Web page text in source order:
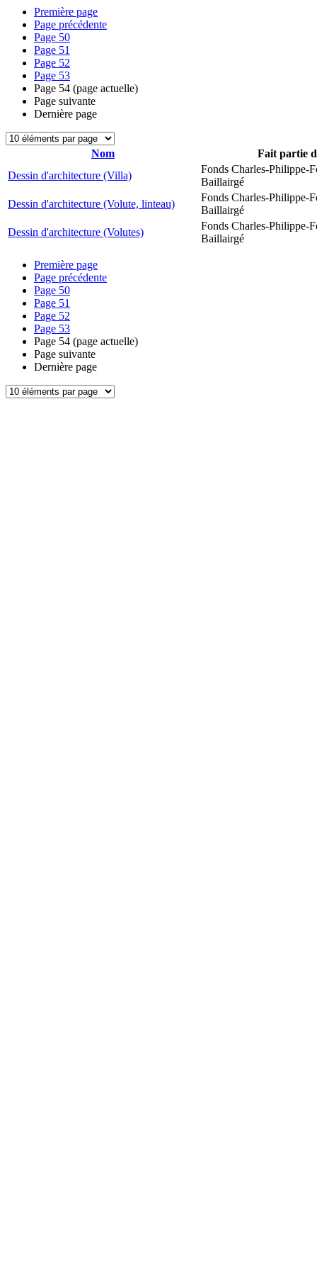
Première page
Page précédente
Page 50
Page 51
Page 52
Page 53
Page 54 (page actuelle)
Page suivante
Dernière page
Nom
Fait partie
Dessin d'architecture (Villa)
Fonds Charles-Philippe-
Baillairgé
Dessin d'architecture (Volute, linteau)
Fonds Charles-Philippe-
Baillairgé
Dessin d'architecture (Volutes)
Fonds Charles-Philippe-
Baillairgé
Première page
Page précédente
Page 50
Page 51
Page 52
Page 53
Page 54 (page actuelle)
Page suivante
Dernière page